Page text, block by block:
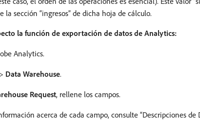
la sección “ingresos” de dicha hoja de cálculo.
la función de exportación de datos de Analytics:
Analytics.
> Data Warehouse.
Request, rellene los campos.
acerca de cada campo, consulte “Descripciones de